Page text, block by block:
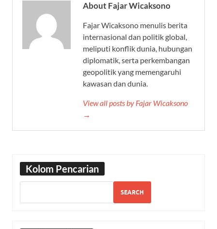
About Fajar Wicaksono
Fajar Wicaksono menulis berita
internasional dan politik global,
meliputi konflik dunia, hubungan
diplomatik, serta perkembangan
geopolitik yang memengaruhi
kawasan dan dunia.
View all posts by Fajar Wicaksono
→
Kolom Pencarian
SEARCH